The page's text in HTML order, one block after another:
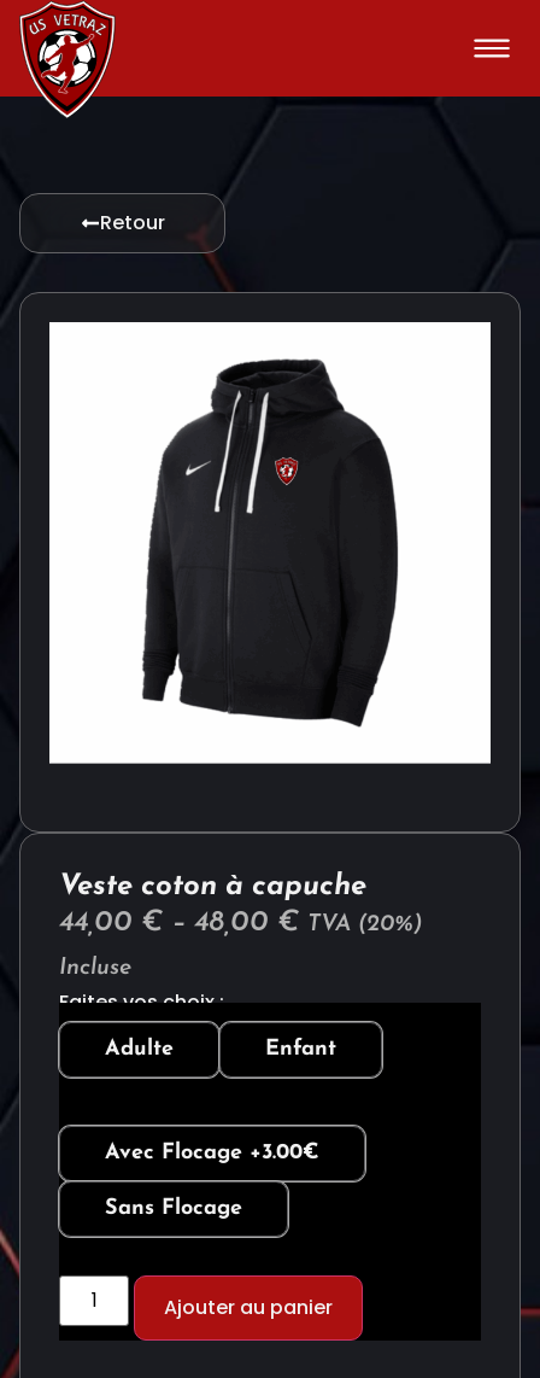
Retour
Veste coton à capuche
44,00 € – 48,00 € TVA (20%)
Incluse
Faites vos choix :
Adulte Enfant
Avec Flocage +3.00€
Sans Flocage
Ajouter au panier